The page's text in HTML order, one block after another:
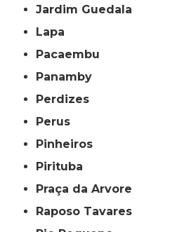
Jardim Guedala
Lapa
Pacaembu
Panamby
Perdizes
Perus
Pinheiros
Pirituba
Praça da Arvore
Raposo Tavares